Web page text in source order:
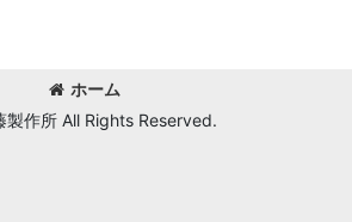
ホーム
作所 All Rights Reserved.